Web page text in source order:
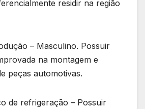
residir na região
– Masculino. Possuir
na montagem e
peças automotivas.
de refrigeração – Possuir